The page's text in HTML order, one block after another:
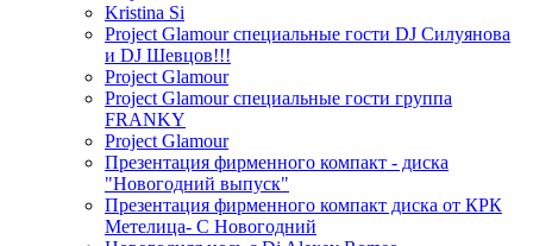
Kristina Si
Project Glamour специальные гости DJ Силуянова
и DJ Шевцов!!!
Project Glamour
Project Glamour специальные гости группа
FRANKY
Project Glamour
Презентация фирменного компакт - диска
"Новогодний выпуск"
Презентация фирменного компакт диска от КРК
Метелица- С Новогодний